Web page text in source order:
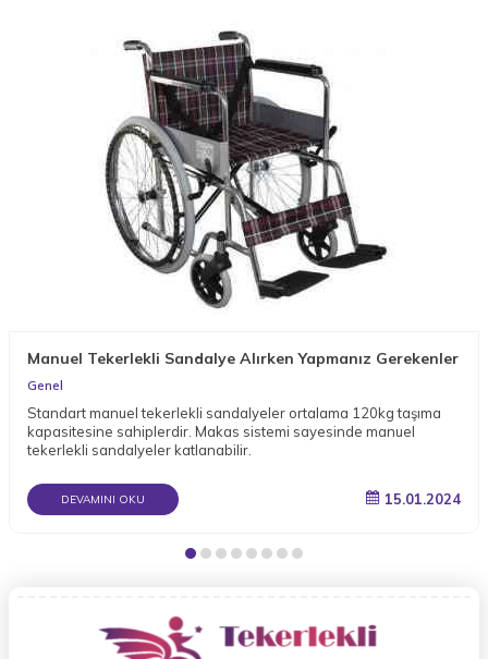
Manuel Tekerlekli Sandalye Alırken Yapmanız Gerekenler
Genel
Standart manuel tekerlekli sandalyeler ortalama 120kg taşıma
kapasitesine sahiplerdir. Makas sistemi sayesinde manuel
tekerlekli sandalyeler katlanabilir.
DEVAMINI OKU 15.01.2024